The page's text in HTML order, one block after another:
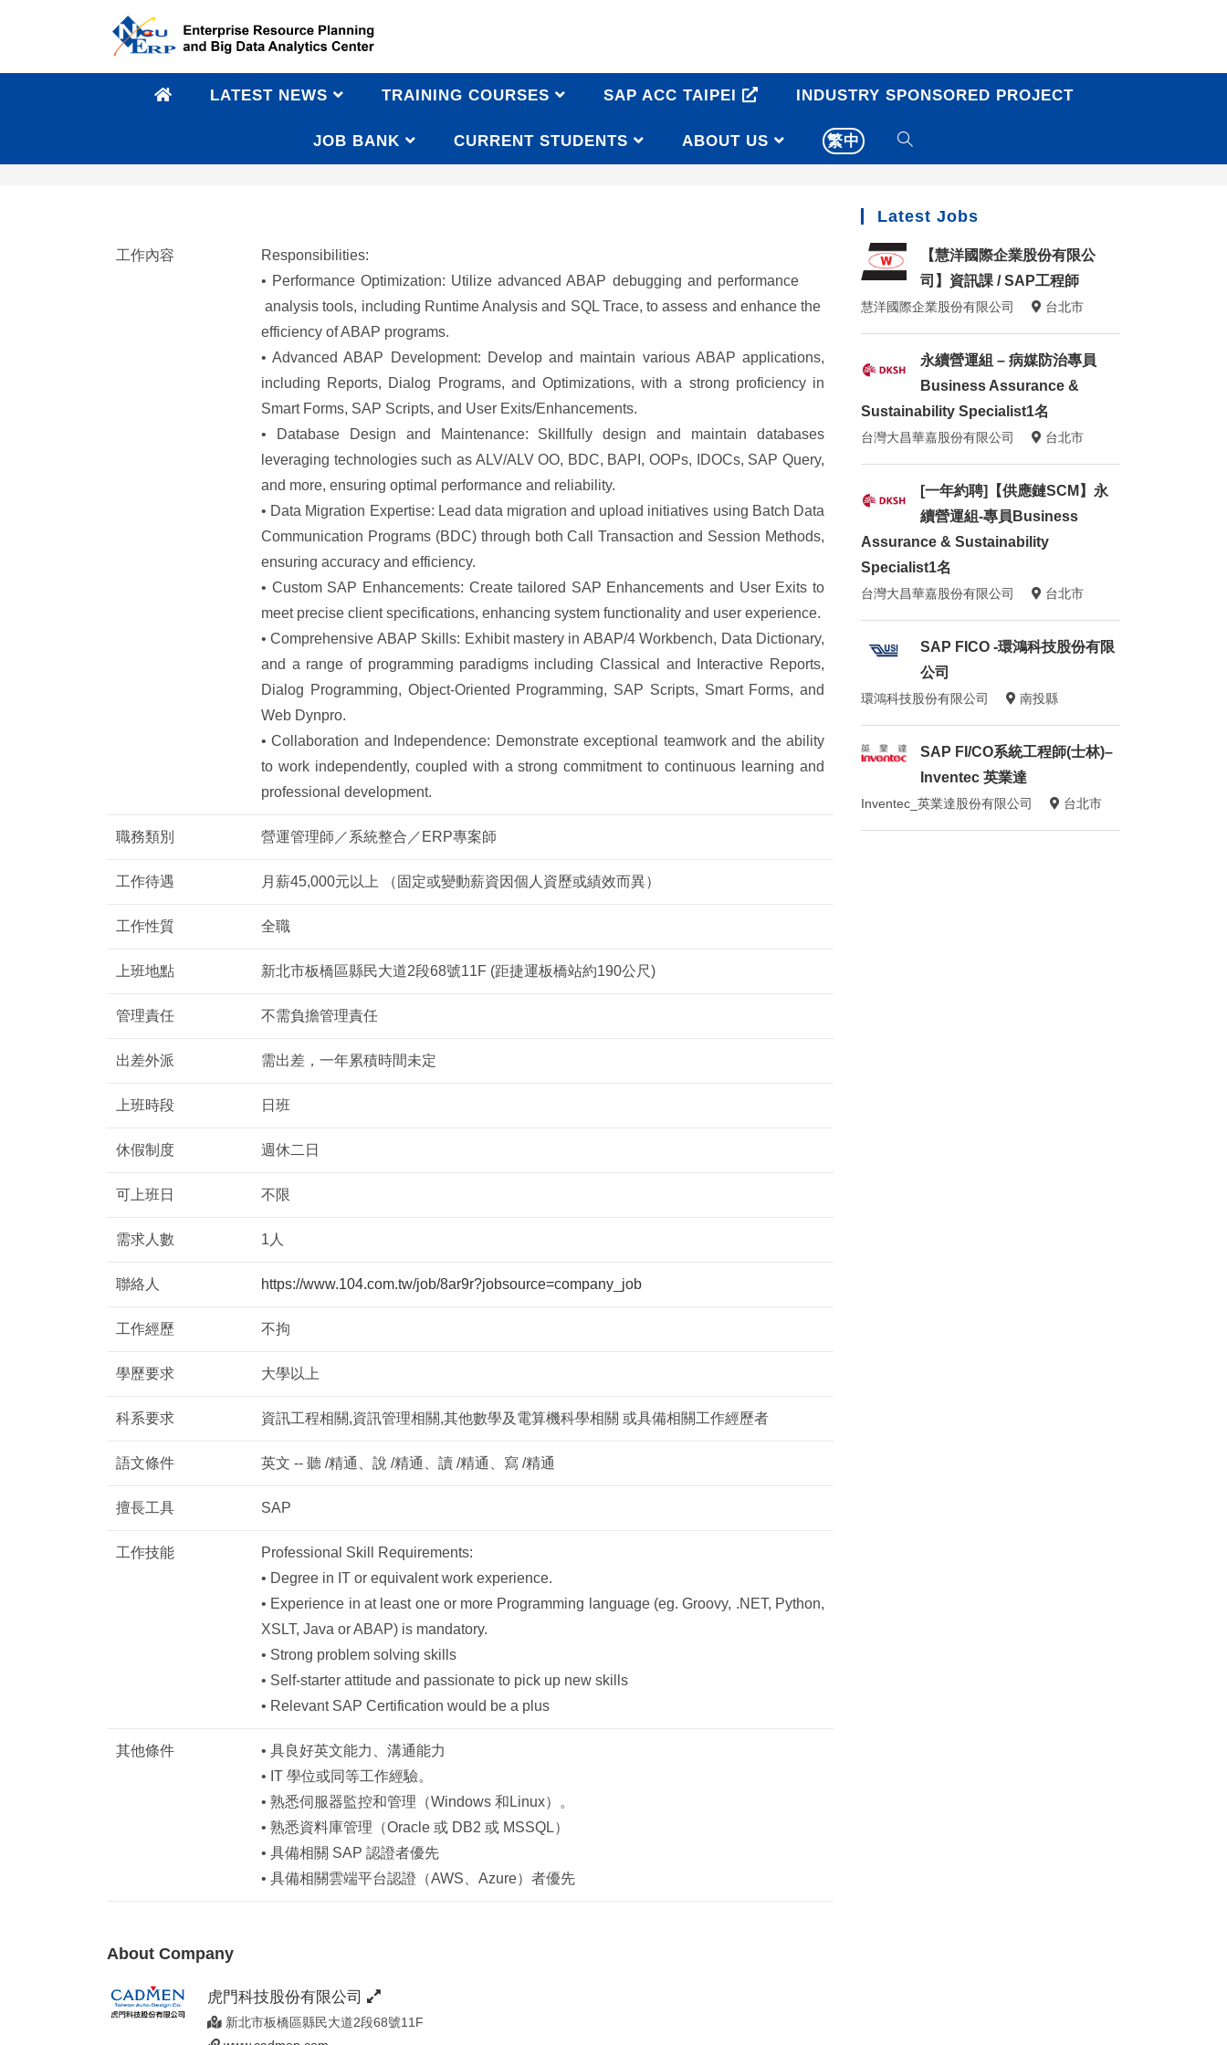
LATEST NEWS TRAINING COURSES SAP ACC TAIPEI INDUSTRY SPONSORED PROJECT
JOB BANK CURRENT STUDENTS ABOUT US 繁中
SAP ABAP – Associate Technical Consultant
工作內容
Responsibilities:
• Performance Optimization: Utilize advanced ABAP debugging and performance
analysis tools, including Runtime Analysis and SQL Trace, to assess and enhance the
efficiency of ABAP programs.
• Advanced ABAP Development: Develop and maintain various ABAP applications,
including Reports, Dialog Programs, and Optimizations, with a strong proficiency in
Smart Forms, SAP Scripts, and User Exits/Enhancements.
• Database Design and Maintenance: Skillfully design and maintain databases
leveraging technologies such as ALV/ALV OO, BDC, BAPI, OOPs, IDOCs, SAP Query,
and more, ensuring optimal performance and reliability.
• Data Migration Expertise: Lead data migration and upload initiatives using Batch Data
Communication Programs (BDC) through both Call Transaction and Session Methods,
ensuring accuracy and efficiency.
• Custom SAP Enhancements: Create tailored SAP Enhancements and User Exits to
meet precise client specifications, enhancing system functionality and user experience.
• Comprehensive ABAP Skills: Exhibit mastery in ABAP/4 Workbench, Data Dictionary,
and a range of programming paradigms including Classical and Interactive Reports,
Dialog Programming, Object-Oriented Programming, SAP Scripts, Smart Forms, and
Web Dynpro.
• Collaboration and Independence: Demonstrate exceptional teamwork and the ability
to work independently, coupled with a strong commitment to continuous learning and
professional development.
職務類別 營運管理師／系統整合／ERP專案師
工作待遇 月薪45,000元以上 （固定或變動薪資因個人資歷或績效而異）
工作性質 全職
上班地點 新北市板橋區縣民大道2段68號11F (距捷運板橋站約190公尺)
管理責任 不需負擔管理責任
出差外派 需出差，一年累積時間未定
上班時段 日班
休假制度 週休二日
可上班日 不限
需求人數 1人
聯絡人 https://www.104.com.tw/job/8ar9r?jobsource=company_job
工作經歷 不拘
學歷要求 大學以上
科系要求 資訊工程相關,資訊管理相關,其他數學及電算機科學相關 或具備相關工作經歷者
語文條件 英文 -- 聽 /精通、說 /精通、讀 /精通、寫 /精通
擅長工具 SAP
工作技能
Professional Skill Requirements:
• Degree in IT or equivalent work experience.
• Experience in at least one or more Programming language (eg. Groovy, .NET, Python,
XSLT, Java or ABAP) is mandatory.
• Strong problem solving skills
• Self-starter attitude and passionate to pick up new skills
• Relevant SAP Certification would be a plus
其他條件
• 具良好英文能力、溝通能力
• IT 學位或同等工作經驗。
• 熟悉伺服器監控和管理（Windows 和Linux）。
• 熟悉資料庫管理（Oracle 或 DB2 或 MSSQL）
• 具備相關 SAP 認證者優先
• 具備相關雲端平台認證（AWS、Azure）者優先
About Company
虎門科技股份有限公司
新北市板橋區縣民大道2段68號11F
Latest Jobs
【慧洋國際企業股份有限公
司】資訊課 / SAP工程師
慧洋國際企業股份有限公司 台北市
永續營運組 – 病媒防治專員
Business Assurance &
Sustainability Specialist1名
台灣大昌華嘉股份有限公司 台北市
[一年約聘]【供應鏈SCM】永
續營運組-專員Business
Assurance & Sustainability
Specialist1名
台灣大昌華嘉股份有限公司 台北市
SAP FICO -環鴻科技股份有限
公司
環鴻科技股份有限公司 南投縣
SAP FI/CO系統工程師(士林)–
Inventec 英業達
Inventec_英業達股份有限公司 台北市